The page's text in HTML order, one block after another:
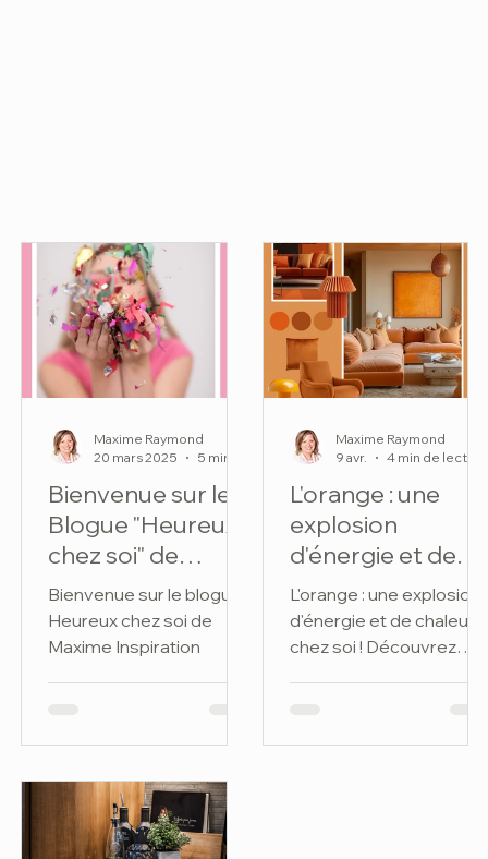
Bienvenue sur le
Blogue "Heureux
chez soi" de
Maxime
Inspiration!
Bienvenue sur le blogue
Heureux chez soi de
Maxime Inspiration
Maxime Raymond
20 mars 2025
L'orange : une
explosion
d'énergie et de
chaleur chez soi !
Découvrez
comment
intégrer cette
décor.
L'orange : une explosion
d'énergie et de chaleur
chez soi ! Découvrez
pour son intérieur.
Maxime Raymond
9 avr.
4 min de